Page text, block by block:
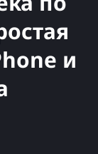
и